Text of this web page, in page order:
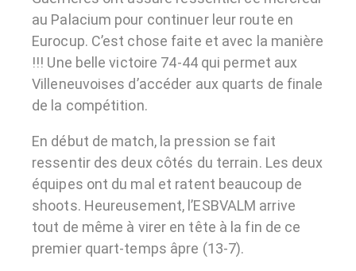
au Palacium pour continuer leur route en
Eurocup. C’est chose faite et avec la manière
!!! Une belle victoire 74-44 qui permet aux
Villeneuvoises d’accéder aux quarts de finale
de la compétition.
En début de match, la pression se fait
ressentir des deux côtés du terrain. Les deux
équipes ont du mal et ratent beaucoup de
shoots. Heureusement, l’ESBVALM arrive
tout de même à virer en tête à la fin de ce
premier quart-temps âpre (13-7).